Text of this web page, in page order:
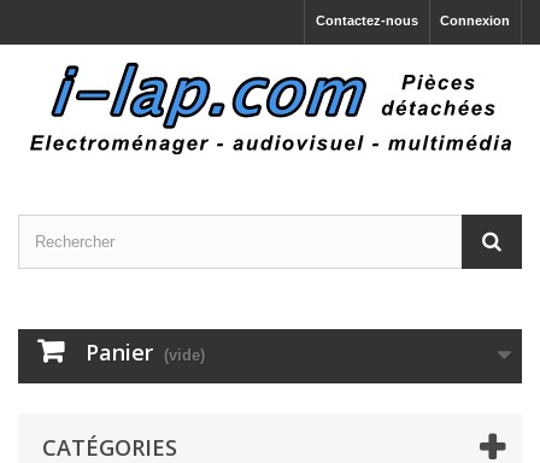
Connexion
Contactez-nous
Panier (vide)
CATÉGORIES